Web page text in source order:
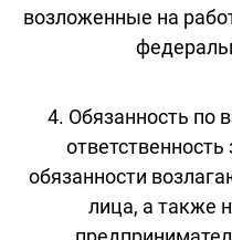
возложенные на
4. Обязанность по
обязанности
лица, а также